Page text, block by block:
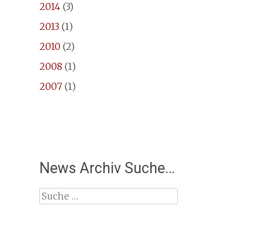
2014(3)
2013(1)
2010 (2)
2008 (1)
2007(1)
News Archiv Suche…
Suche